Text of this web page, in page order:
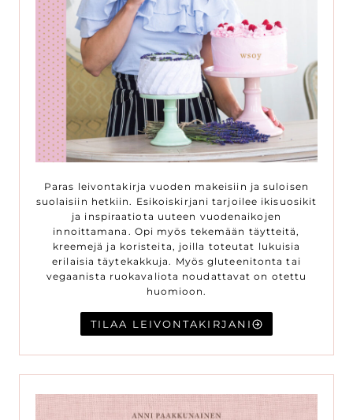
Paras leivontakirja vuoden makeisiin ja suloisen
suolaisiin hetkiin. Esikoiskirjani tarjoilee ikisuosikit
ja inspiraatiota uuteen vuodenaikojen
innoittamana. Opi myös tekemään täytteitä,
kreemejä ja koristeita, joilla toteutat lukuisia
erilaisia täytekakkuja. Myös gluteenitonta tai
vegaanista ruokavaliota noudattavat on otettu
huomioon.
TILAA LEIVONTAKIRJANI